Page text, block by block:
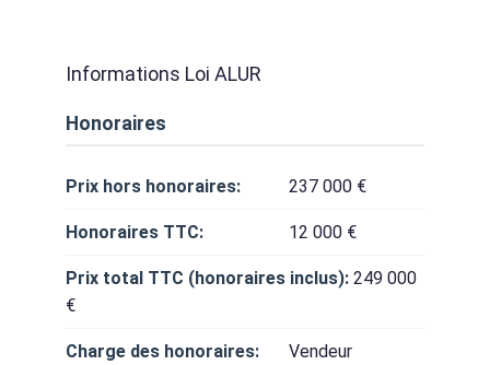
Informations Loi ALUR
Honoraires
Prix hors honoraires: 237 000 €
Honoraires TTC: 12 000 €
Prix total TTC (honoraires inclus): 249 000
€
Charge des honoraires: Vendeur